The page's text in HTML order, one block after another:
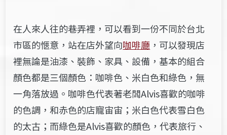
在人來人往的巷弄裡，可以看到一份不同於台北
市區的愜意，站在店外望向咖啡廳 ，可以發現店
裡無論是油漆、裝飾、家具、設備，基本的組合
顏色都是三個顏色：咖啡色、米白色和綠色，無
一角落放過。咖啡色代表著老闆Alvis喜歡的咖啡
的色調，和赤色的店寵宙宙；米白色代表雪白色
的太古；而綠色是Alvis喜歡的顏色，代表旅行、